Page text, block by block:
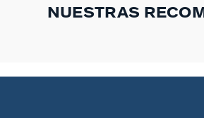
NUESTRAS